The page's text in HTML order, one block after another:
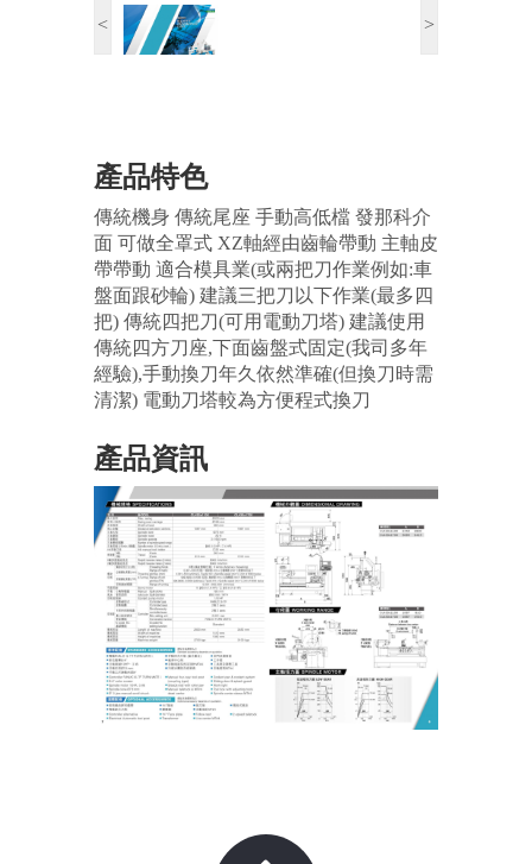
< >
產品特色
傳統機身 傳統尾座 手動高低檔 發那科介
面 可做全罩式 XZ軸經由齒輪帶動 主軸皮
帶帶動 適合模具業(或兩把刀作業例如:車
盤面跟砂輪) 建議三把刀以下作業(最多四
把) 傳統四把刀(可用電動刀塔) 建議使用
傳統四方刀座,下面齒盤式固定(我司多年
經驗),手動換刀年久依然準確(但換刀時需
清潔) 電動刀塔較為方便程式換刀
產品資訊